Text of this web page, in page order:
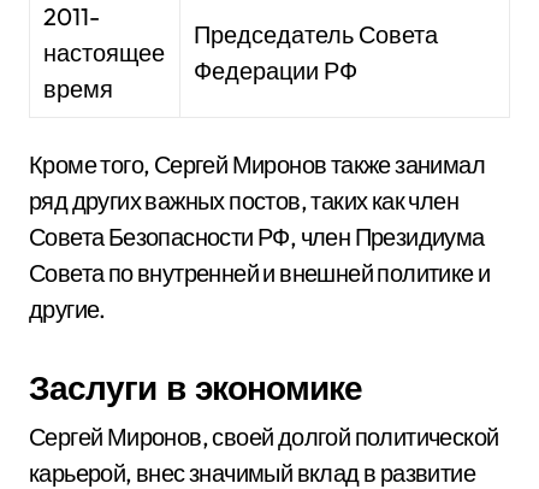
2011-
настоящее
время
Председатель Совета
Федерации РФ
Кроме того, Сергей Миронов также занимал
ряд других важных постов, таких как член
Совета Безопасности РФ, член Президиума
Совета по внутренней и внешней политике и
другие.
Заслуги в экономике
Сергей Миронов, своей долгой политической
карьерой, внес значимый вклад в развитие